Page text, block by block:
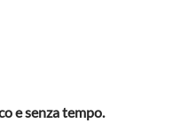
e senza tempo.